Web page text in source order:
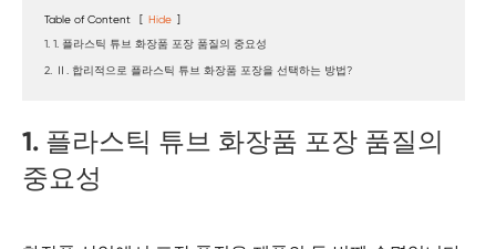
Table of Content [ Hide ]
1. 1. 플라스틱 튜브 화장품 포장 품질의 중요성
2. Ⅱ. 합리적으로 플라스틱 튜브 화장품 포장을 선택하는 방법?
1. 플라스틱 튜브 화장품 포장 품질의
중요성